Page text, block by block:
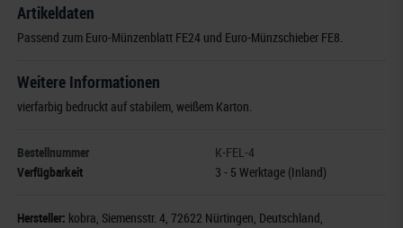
Artikeldaten
Passend zum Euro-Münzenblatt FE24 und Euro-Münzschieber FE8.
Weitere Informationen
vierfarbig bedruckt auf stabilem, weißem Karton.
Bestellnummer
K-FEL-4
Verfügbarkeit
3 - 5 Werktage (Inland)
Hersteller: kobra, Siemensstr. 4, 72622 Nürtingen, Deutschland,